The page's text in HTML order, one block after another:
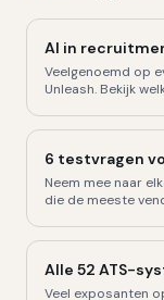
AI in
Veelgenoemd op
Unleash. Bekijk
6 testvragen
Neem mee naar
die de meeste
Alle 52 ATS-
Veel exposanten